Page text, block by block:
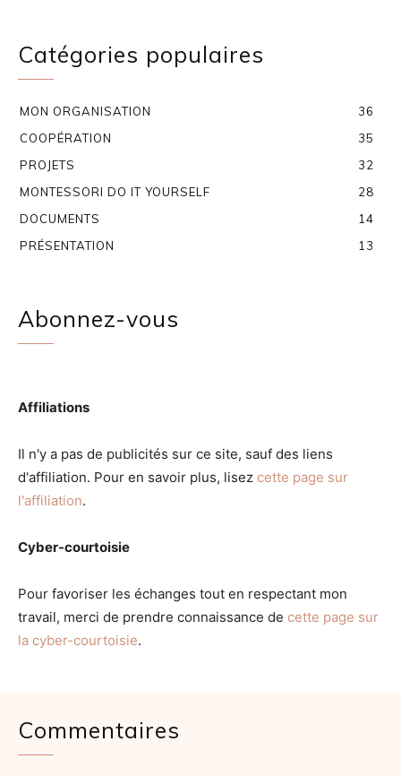
Catégories populaires
MON ORGANISATION
36
COOPÉRATION
35
PROJETS
32
MONTESSORI DO IT YOURSELF
28
DOCUMENTS
14
PRÉSENTATION
13
Abonnez-vous
Affiliations
Il n'y a pas de publicités sur ce site, sauf des liens
d'affiliation. Pour en savoir plus, lisez cette page sur
l'affiliation.
Cyber-courtoisie
Pour favoriser les échanges tout en respectant mon
travail, merci de prendre connaissance de cette page sur
la cyber-courtoisie.
Commentaires